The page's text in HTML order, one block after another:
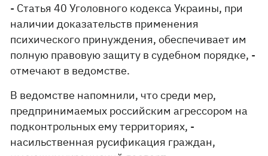
- Статья 40 Уголовного кодекса Украины, при
наличии доказательств применения
психического принуждения, обеспечивает им
полную правовую защиту в судебном порядке, -
отмечают в ведомстве.
В ведомстве напомнили, что среди мер,
предпринимаемых российским агрессором на
подконтрольных ему территориях, -
насильственная русификация граждан,